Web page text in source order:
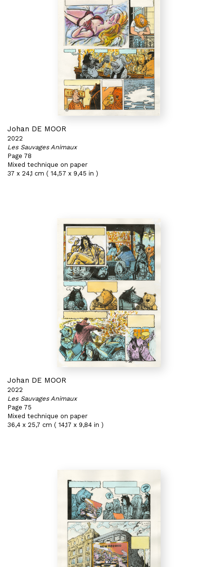
Johan DE MOOR
2022
Les Sauvages Animaux
Page 78
Mixed technique on paper
37 x 24,1 cm ( 14,57 x 9,45 in )
Johan DE MOOR
2022
Les Sauvages Animaux
Page 75
Mixed technique on paper
36,4 x 25,7 cm ( 14,17 x 9,84 in )